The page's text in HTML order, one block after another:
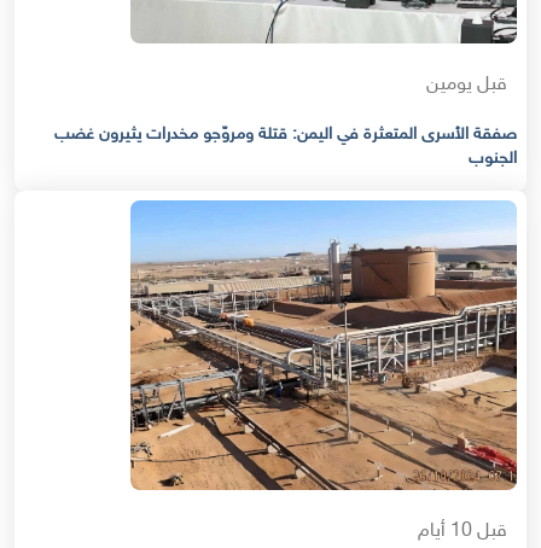
قبل يومين
صفقة الأسرى المتعثرة في اليمن: قتلة ومروّجو مخدرات يثيرون غضب
الجنوب
قبل 10 أيام